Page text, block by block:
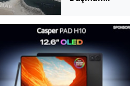
saldırdık